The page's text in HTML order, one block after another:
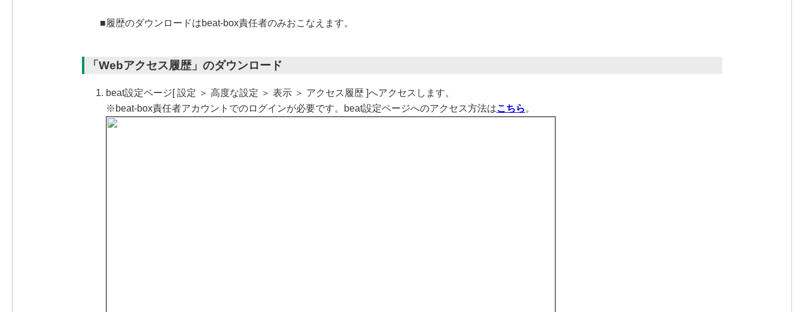
■履歴のダウンロードはbeat-box責任者のみおこなえます。
「Webアクセス履歴」のダウンロード
beat設定ページ[ 設定 ＞ 高度な設定 ＞ 表示 ＞ アクセス履歴 ]へアクセスします。
※beat-box責任者アカウントでのログインが必要です。beat設定ページへのアクセス方法はこちら 。